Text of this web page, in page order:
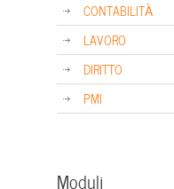
CONTABILITÀ
LAVORO
DIRITTO
PMI
Moduli